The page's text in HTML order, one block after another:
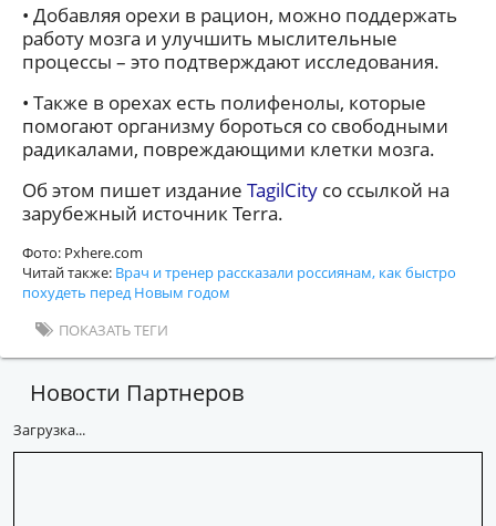
• Добавляя орехи в рацион, можно поддержать
работу мозга и улучшить мыслительные
процессы – это подтверждают исследования.
• Также в орехах есть полифенолы, которые
помогают организму бороться со свободными
радикалами, повреждающими клетки мозга.
Об этом пишет издание TagilCity со ссылкой на
зарубежный источник Terra.
Фото: Pxhere.com
Читай также: Врач и тренер рассказали россиянам, как быстро
похудеть перед Новым годом
ПОКАЗАТЬ ТЕГИ
Новости Партнеров
Загрузка...